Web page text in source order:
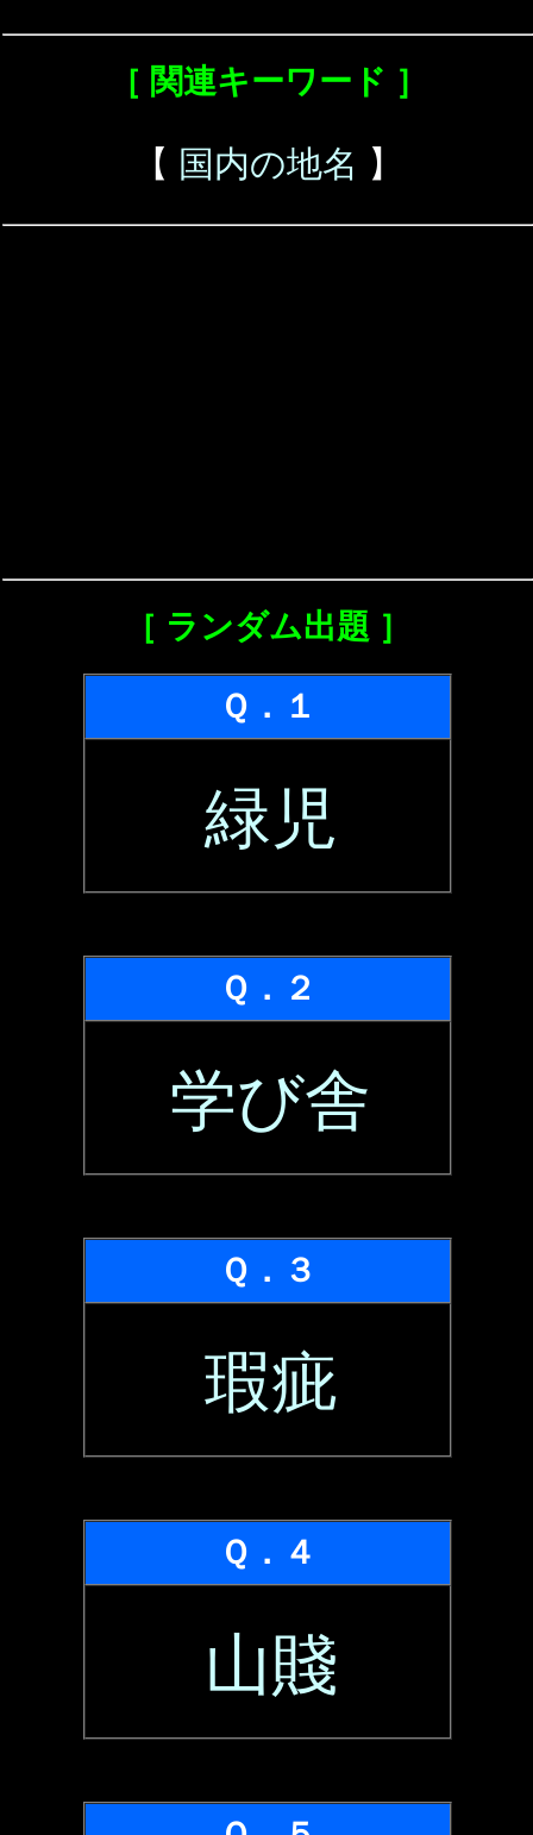
［ 関連キーワード ］
【 国内の地名 】
［ ランダム出題 ］
Ｑ．１
緑児
Ｑ．２
学び舎
Ｑ．３
瑕疵
Ｑ．４
山賤